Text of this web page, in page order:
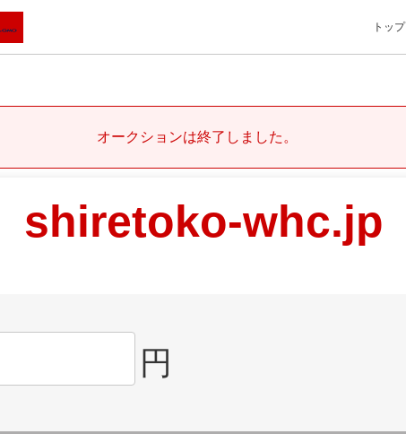
トップ
オークションは終了しました。
shiretoko-whc.jp
円